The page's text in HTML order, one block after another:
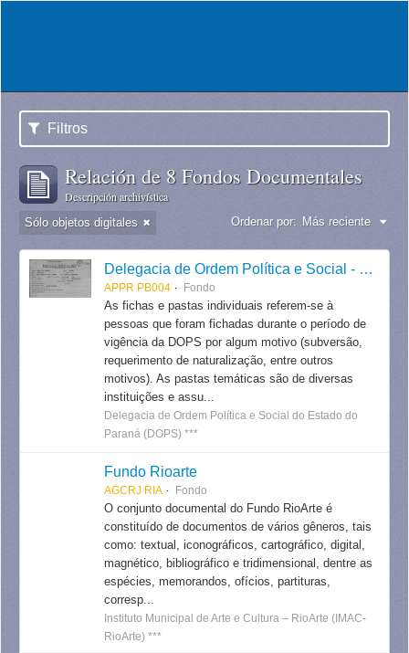
Filtros
Relación de 8 Fondos Documentales
Descripción archivística
Sólo objetos digitales Ordenar por: Más reciente
Delegacia de Ordem Política e Social - DOPS
APPR PB004 Fondo
As fichas e pastas individuais referem-se à
pessoas que foram fichadas durante o período de
vigência da DOPS por algum motivo (subversão,
requerimento de naturalização, entre outros
motivos). As pastas temáticas são de diversas
instituições e assu...
Delegacia de Ordem Política e Social do Estado do
Paraná (DOPS) ***
Fundo Rioarte
AGCRJ RIA Fondo
O conjunto documental do Fundo RioArte é
constituído de documentos de vários gêneros, tais
como: textual, iconográficos, cartográfico, digital,
magnético, bibliográfico e tridimensional, dentre as
espécies, memorandos, ofícios, partituras,
corresp...
Instituto Municipal de Arte e Cultura – RioArte (IMAC-
RioArte) ***